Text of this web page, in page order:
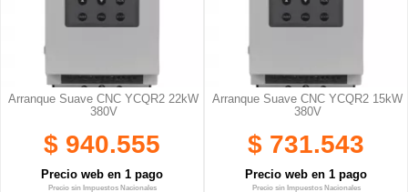
Arranque Suave CNC YCQR2 22kW
380V
$ 940.555
Precio web en 1 pago
Precio sin Impuestos Nacionales
Arranque Suave CNC YCQR2 15kW
380V
$ 731.543
Precio web en 1 pago
Precio sin Impuestos Nacionales